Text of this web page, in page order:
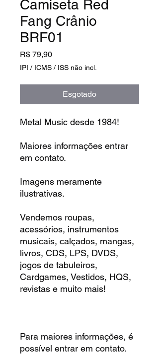
Camiseta Red
Fang Crânio
BRF01
R$ 79,90Preço
IPI / ICMS / ISS não incl.
Esgotado
Metal Music desde 1984!
Maiores informações entrar
em contato.
Imagens meramente
ilustrativas.
Vendemos roupas,
acessórios, instrumentos
musicais, calçados, mangas,
livros, CDS, LPS, DVDS,
jogos de tabuleiros,
Cardgames, Vestidos, HQS,
revistas e muito mais!
Para maiores informações, é
possível entrar em contato.